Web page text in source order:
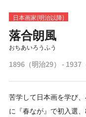
日本画家(明治以降)
落合朗風
おちあいろうふう
1896（明治29） - 1937
苦学して日本画を学び
に『春なが』で初入選